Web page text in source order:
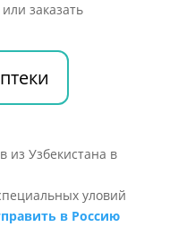
заказать
уловий
в Россию